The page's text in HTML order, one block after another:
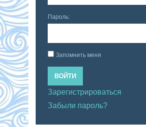
Пароль:
Запомнить меня
ВОЙТИ
Зарегистрироваться
Забыли пароль?